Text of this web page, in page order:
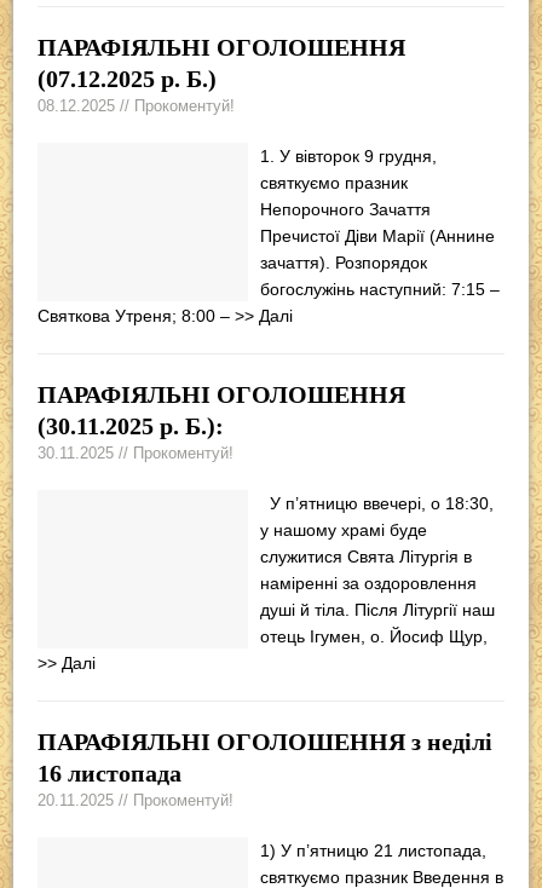
ПАРАФІЯЛЬНІ ОГОЛОШЕННЯ
(07.12.2025 р. Б.)
08.12.2025 // Прокоментуй!
1. У вівторок 9 грудня,
святкуємо празник
Непорочного Зачаття
Пречистої Діви Марії (Аннине
зачаття). Розпорядок
богослужінь наступний: 7:15 –
Святкова Утреня; 8:00 –>> Далі
ПАРАФІЯЛЬНІ ОГОЛОШЕННЯ
(30.11.2025 р. Б.):
30.11.2025 // Прокоментуй!
У п’ятницю ввечері, о 18:30,
у нашому храмі буде
служитися Свята Літургія в
наміренні за оздоровлення
душі й тіла. Після Літургії наш
отець Ігумен, о. Йосиф Щур,
>> Далі
ПАРАФІЯЛЬНІ ОГОЛОШЕННЯ з неділі
16 листопада
20.11.2025 // Прокоментуй!
1) У п’ятницю 21 листопада,
святкуємо празник Введення в